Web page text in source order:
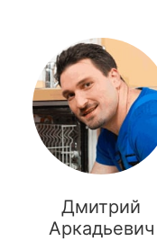
Дмитрий
Аркадьевич